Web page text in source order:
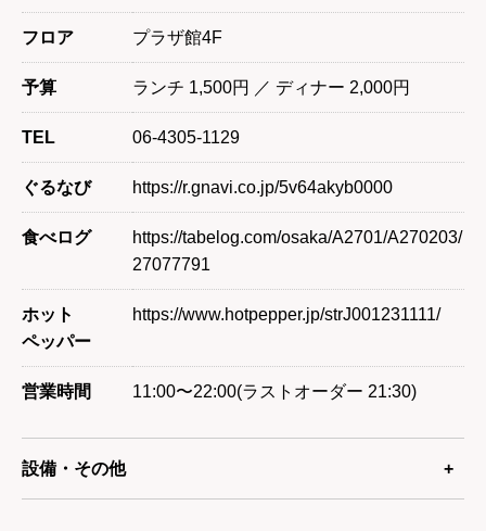
フロア プラザ館4F
予算 ランチ 1,500円 ／ ディナー 2,000円
TEL 06-4305-1129
ぐるなび https://r.gnavi.co.jp/5v64akyb0000
食べログ
https://tabelog.com/osaka/A2701/A270203/
27077791
ホット
ペッパー
https://www.hotpepper.jp/strJ001231111/
営業時間 11:00〜22:00(ラストオーダー 21:30)
設備・その他